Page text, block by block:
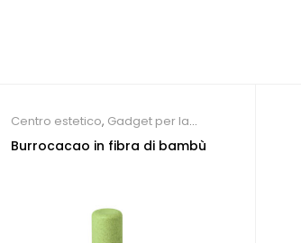
Centro estetico, Gadget per la
persona
Burrocacao in fibra di bambù